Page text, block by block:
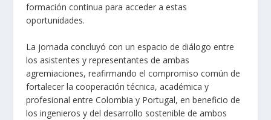
formación continua para acceder a estas
oportunidades.
La jornada concluyó con un espacio de diálogo entre
los asistentes y representantes de ambas
agremiaciones, reafirmando el compromiso común de
fortalecer la cooperación técnica, académica y
profesional entre Colombia y Portugal, en beneficio de
los ingenieros y del desarrollo sostenible de ambos